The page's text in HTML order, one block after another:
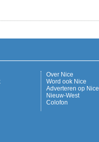
Over Nice
Word ook Nice
Adverteren op Nice
Nieuw-West
Colofon